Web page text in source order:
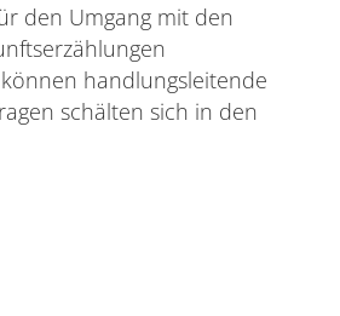
den Umgang mit den
handlungsleitende
schälten sich in den